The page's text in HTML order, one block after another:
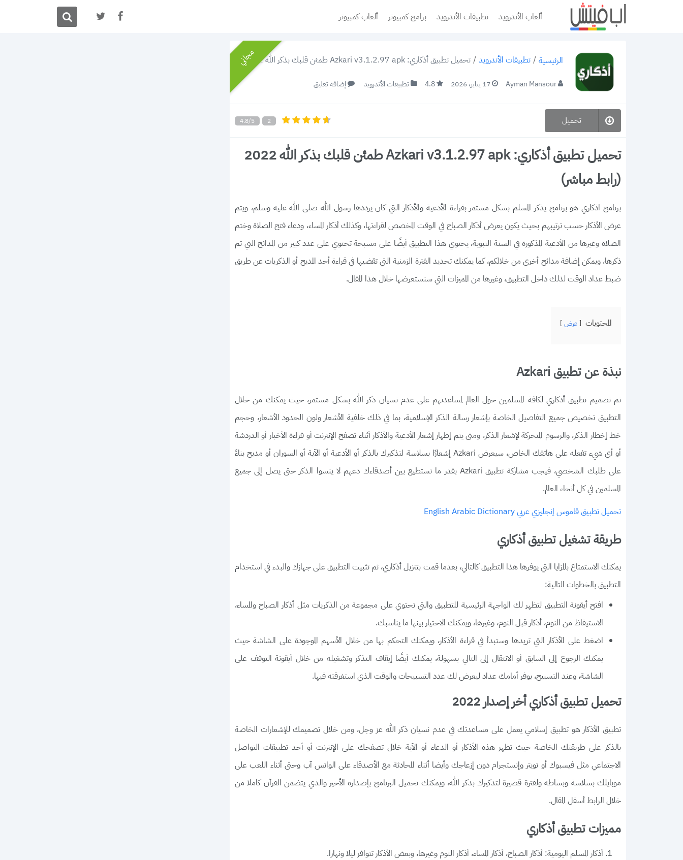
ألعاب الأندرويد تطبيقات الأندرويد برامج كمبيوتر ألعاب كمبيوتر
الرئيسية / تطبيقات الأندرويد / تحميل تطبيق أذكاري: Azkari v3.1.2.97 apk طمئن قلبك بذكر الله 2022 (رابط مباشر)
Ayman Mansour 17 يناير، 2026 4.8 تطبيقات الأندرويد إضافة تعليق
مجاني
4.8/5 2 تحميل
تحميل تطبيق أذكاري: Azkari v3.1.2.97 apk طمئن قلبك بذكر الله 2022
(رابط مباشر)
برنامج اذكاري هو برنامج يذكر المسلم بشكل مستمر بقراءة الأدعية والأذكار التي كان يرددها رسول الله صلى الله عليه وسلم، ويتم
عرض الأذكار حسب ترتيبهم بحيث يكون يعرض أذكار الصباح في الوقت المخصص لقراءتها، وكذلك أذكار المساء، ودعاء فتح الصلاة وختم
الصلاة وغيرها من الأدعية المذكورة في السنة النبوية، يحتوي هذا التطبيق أيضًا على مسبحة تحتوي على عدد كبير من المدائح التي تم
ذكرها، ويمكن إضافة مدائح أخرى من خلالكم، كما يمكنك تحديد الفترة الزمنية التي تقضيها في قراءة أحد المديح أو الذكريات عن طريق
ضبط عداد الوقت لذلك داخل التطبيق، وغيرها من المميزات التي سنستعرضها خلال هذا المقال.
المحتويات عرض
نبذة عن تطبيق Azkari
تم تصميم تطبيق أذكاري لكافة المسلمين حول العالم لمساعدتهم على عدم نسيان ذكر الله بشكل مستمر، حيث يمكنك من خلال
التطبيق تخصيص جميع التفاصيل الخاصة بإشعار رسالة الذكر الإسلامية، بما في ذلك خلفية الأشعار ولون الحدود الأشعار، وحجم
خط إخطار الذكر، والرسوم المتحركة لإشعار الذكر، ومتى يتم إظهار إشعار الأدعية والأذكار أثناء تصفح الإنترنت أو قراءة الأخبار أو الدردشة
أو أي شيء تفعله على هاتفك الخاص، سيعرض Azkari إشعارًا بسلاسة لتذكيرك بالذكر أو الأدعية أو الآية أو السوران أو مديح بناءً
على طلبك الشخصي، فيجب مشاركة تطبيق Azkari بقدر ما تستطيع بين أصدقاءك دعهم لا ينسوا الذكر حتى يصل إلى جميع
المسلمين في كل أنحاء العالم.
تحميل تطبيق قاموس إنجليزي عربي English Arabic Dictionary
طريقة تشغيل تطبيق أذكاري
يمكنك الاستمتاع بالمزايا التي يوفرها هذا التطبيق كالتالي، بعدما قمت بتنزيل أذكاري، ثم تثبيت التطبيق على جهازك والبدء في استخدام
التطبيق بالخطوات التالية:
افتح أيقونة التطبيق لتظهر لك الواجهة الرئيسية للتطبيق والتي تحتوي على مجموعة من الذكريات مثل أذكار الصباح والمساء،
الاستيقاظ من النوم، أذكار قبل النوم، وغيرها، ويمكنك الاختيار بينها ما يناسبك.
اضغط على الأذكار التي تريدها وستبدأ في قراءة الأذكار، ويمكنك التحكم بها من خلال الأسهم الموجودة على الشاشة حيث
يمكنك الرجوع إلى السابق أو الانتقال إلى التالي بسهولة، يمكنك أيضًا إيقاف التذكر وتشغيله من خلال أيقونة التوقف على
الشاشة، وعند التسبيح، يوفر أمامك عداد ليعرض لك عدد التسبيحات والوقت الذي استغرقته فيها.
تحميل تطبيق أذكاري أخر إصدار 2022
تطبيق الأذكار هو تطبيق إسلامي يعمل على مساعدتك في عدم نسيان ذكر الله عز وجل، ومن خلال تصميمك للإشعارات الخاصة
بالذكر على طريقتك الخاصة حيث تظهر هذه الأذكار أو الدعاء أو الآية خلال تصفحك على الإنترنت أو أحد تطبيقات التواصل
الاجتماعي مثل فيسبوك أو تويتر وإنستجرام دون إزعاجك وأيضا أثناء المحادثة مع الأصدقاء على الواتس آب وحتى أثناء اللعب على
موبايلك بسلاسة وبساطة ولفترة قصيرة لتذكيرك بذكر الله، ويمكنك تحميل البرنامج بإصداره الأخير والذي يتضمن القرآن كاملا من
خلال الرابط أسفل المقال.
مميزات تطبيق أذكاري
أذكار المسلم اليومية: أذكار الصباح، أذكار المساء، أذكار النوم وغيرها، وبعض الأذكار تتوافر ليلا ونهارا.